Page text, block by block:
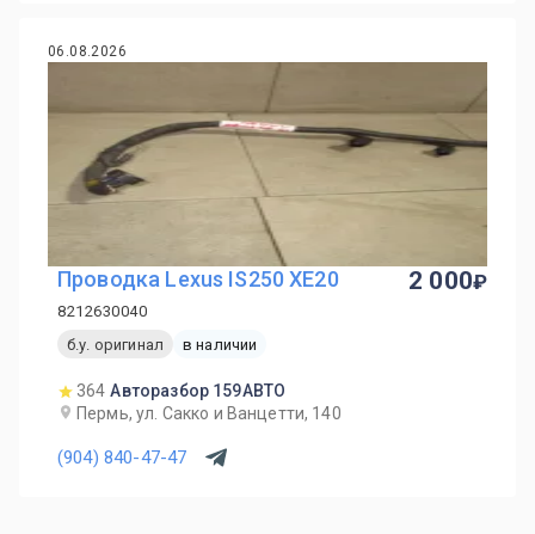
06.08.2026
Проводка Lexus IS250 XE20
8212630040
б.у. оригинал
в наличии
364 Авторазбор 159АВТО
Пермь, ул. Сакко и Ванцетти, 140
(904) 840-47-47
2 000